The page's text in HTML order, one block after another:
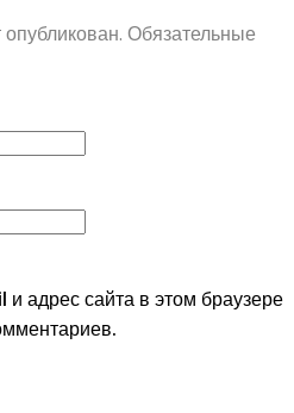
Обязательные
адрес сайта в этом браузере